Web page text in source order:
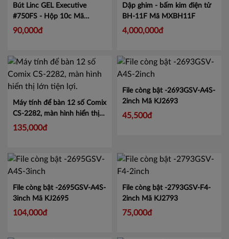
Bút Linc GEL Executive
#750FS - Hộp 10c Mã
LIN750
90,000đ
Dập ghim - bấm kim điện tử
BH-11F Mã MXBH11F
4,000,000đ
Máy tính để bàn 12 số Comix
CS-2282, màn hình hiển thị
lớn tiện lợi.
135,000đ
File còng bật -2693GSV-A4S-
2inch Mã KJ2693
45,500đ
File còng bật -2695GSV-A4S-
3inch Mã KJ2695
104,000đ
File còng bật -2793GSV-F4-
2inch Mã KJ2793
75,000đ